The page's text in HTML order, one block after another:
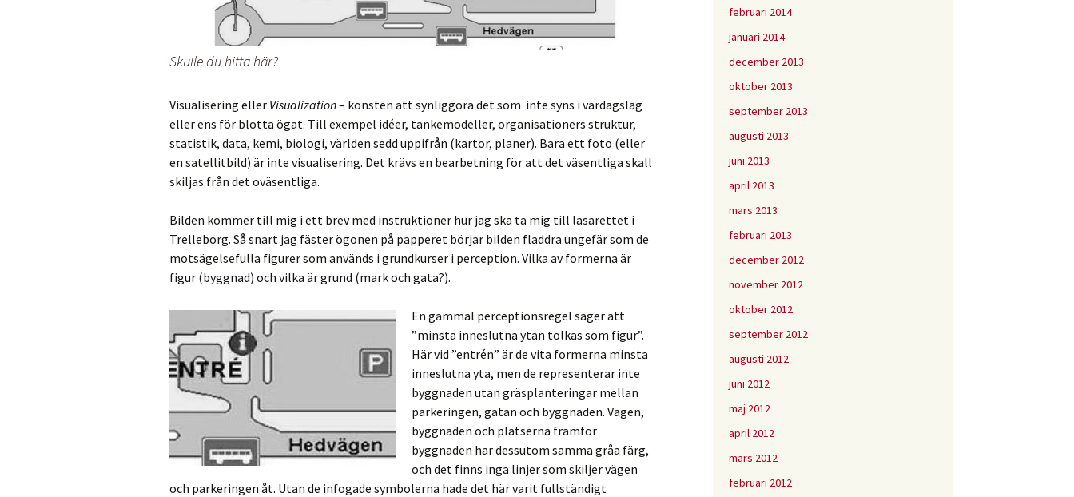
Skulle du hitta här?
Visualisering eller Visualization– konsten att synliggöra det som inte syns i vardagslag
eller ens för blotta ögat. Till exempel idéer, tankemodeller, organisationers struktur,
statistik, data, kemi, biologi, världen sedd uppifrån (kartor, planer). Bara ett foto (eller
en satellitbild) är inte visualisering. Det krävs en bearbetning för att det väsentliga skall
skiljas från det oväsentliga.
Bilden kommer till mig i ett brev med instruktioner hur jag ska ta mig till lasarettet i
Trelleborg. Så snart jag fäster ögonen på papperet börjar bilden fladdra ungefär som de
motsägelsefulla figurer som används i grundkurser i perception. Vilka av formerna är
figur (byggnad) och vilka är grund (mark och gata?).
En gammal perceptionsregel säger att
”minsta inneslutna ytan tolkas som figur”.
Här vid ”entrén” är de vita formerna minsta
inneslutna yta, men de representerar inte
byggnaden utan gräsplanteringar mellan
parkeringen, gatan och byggnaden. Vägen,
byggnaden och platserna framför
byggnaden har dessutom samma gråa färg,
och det finns inga linjer som skiljer vägen
och parkeringen åt. Utan de infogade symbolerna hade det här varit fullständigt
februari 2014
januari 2014
december 2013
oktober 2013
september 2013
augusti 2013
juni 2013
april 2013
mars 2013
februari 2013
december 2012
november 2012
oktober 2012
september 2012
augusti 2012
juni 2012
maj 2012
april 2012
mars 2012
februari 2012